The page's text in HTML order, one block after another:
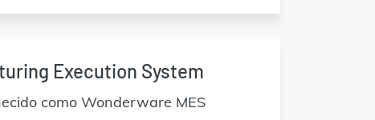
Execution System
como Wonderware MES